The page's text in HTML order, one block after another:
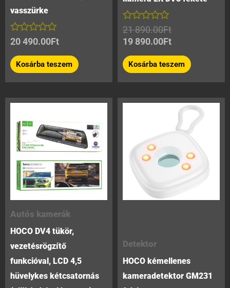
vasszürke
Értékelés:
/
5
20 490.00Ft
Kosárba teszem
Értékelés:
0
/
21 890.00Ft
19 890.00Ft
Kosárba teszem
Autós kamerák
HOCO DV4 tükör,
vezetésrögzítő
funkcióval, LCD 4,5
hüvelykes kétcsatornás
Detektor
HOCO kémellenes
kameradetektor GM231